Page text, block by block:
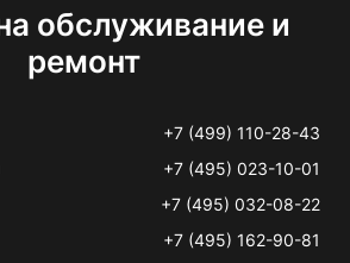
обслуживание и
ремонт
+7 (499) 110-28-43
+7 (495) 023-10-01
+7 (495) 032-08-22
+7 (495) 162-90-81